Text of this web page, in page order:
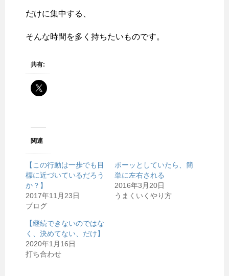
だけに集中する、
そんな時間を多く持ちたいものです。
共有:
関連
【この行動は一歩でも目
標に近づいているだろう
か？】
2017年11月23日
ブログ
ボーッとしていたら、簡
単に左右される
2016年3月20日
うまくいくやり方
【継続できないのではな
く、決めてない、だけ】
2020年1月16日
打ち合わせ